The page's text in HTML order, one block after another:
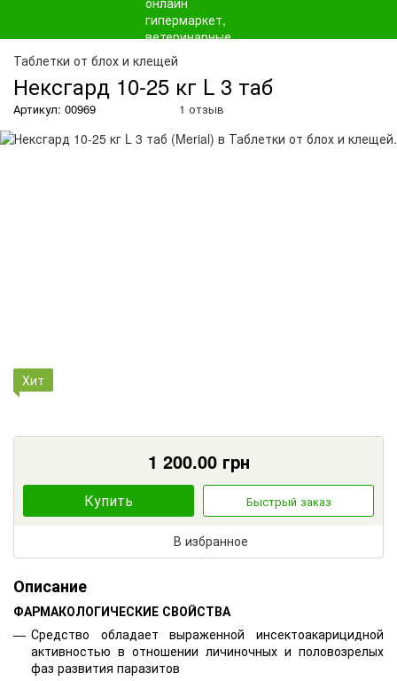
Таблетки от блох и клещей
Нексгард 10-25 кг L 3 таб
Артикул: 00969 1 отзыв
Хит
1 200.00грн
Купить Быстрый заказ
В избранное
Описание
ФАРМАКОЛОГИЧЕСКИЕ СВОЙСТВА
Средство обладает выраженной инсектоакарицидной
активностью в отношении личиночных и половозрелых
фаз развития паразитов